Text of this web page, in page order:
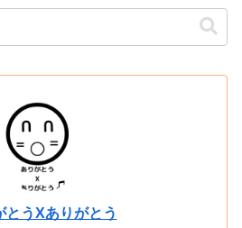
とうXありがとう